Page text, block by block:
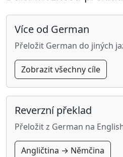
Více od German
Přeložit German do jiných
Zobrazit všechny cíle
Reverzní překlad
Přeložit z German na
Angličtina → Němčina